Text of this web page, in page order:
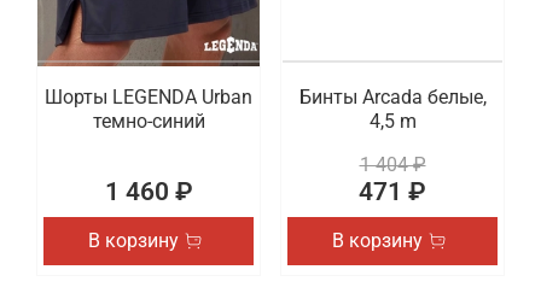
Шорты LEGENDA Urban
темно-синий
1 460 ₽
В корзину
Бинты Arcada белые,
4,5 m
1 404 ₽
471 ₽
В корзину